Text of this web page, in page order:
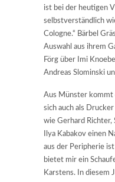
ist bei der heutigen
selbstverständlich
Cologne.“ Bärbel
Auswahl aus ihrem
Förg über Imi
Andreas Slominski
Aus Münster kommt
sich auch als
wie Gerhard Richter,
Ilya Kabakov einen
aus der Peripherie
bietet mir ein
Karstens. In diesem